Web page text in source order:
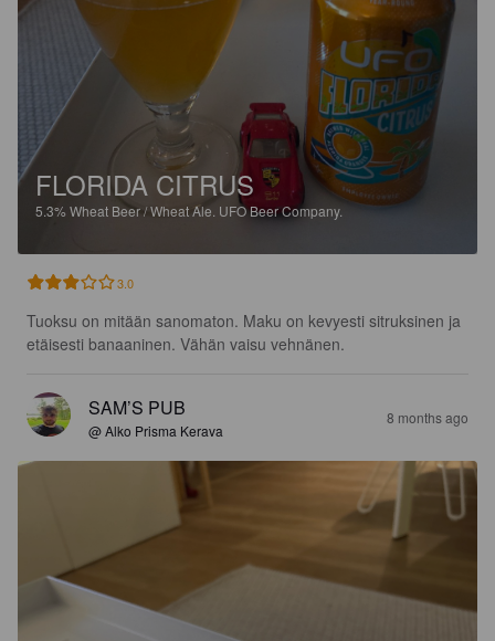
FLORIDA CITRUS
5.3% Wheat Beer / Wheat Ale. UFO Beer Company.
3.0
Tuoksu on mitään sanomaton. Maku on kevyesti sitruksinen ja
etäisesti banaaninen. Vähän vaisu vehnänen.
SAM’S PUB
@ Alko Prisma Kerava
8 months ago